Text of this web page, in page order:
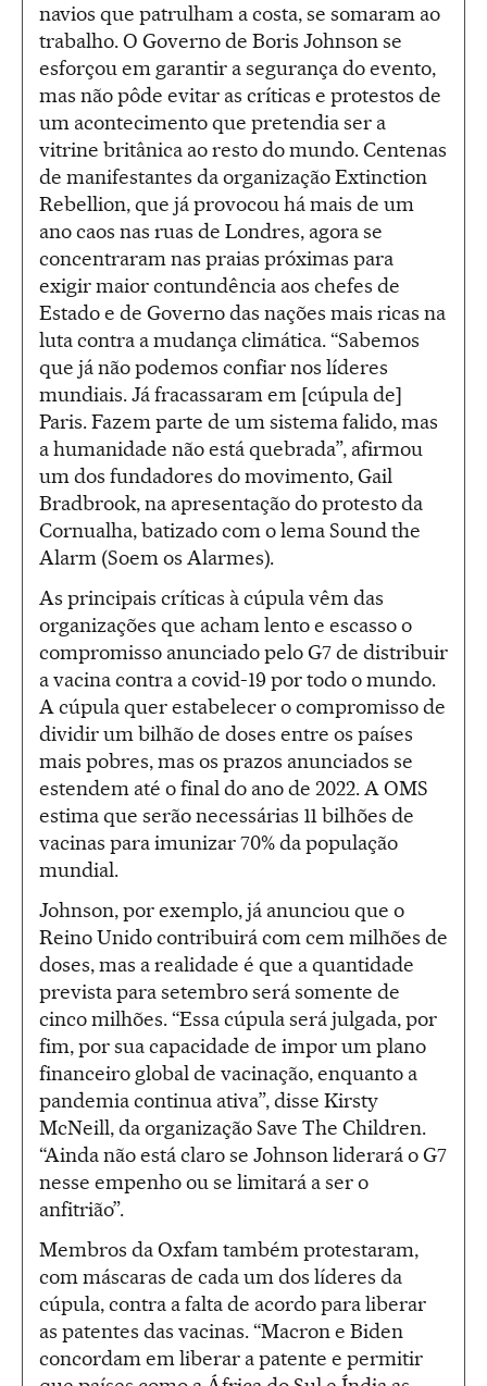
navios que patrulham a costa, se somaram ao
trabalho. O Governo de Boris Johnson se
esforçou em garantir a segurança do evento,
mas não pôde evitar as críticas e protestos de
um acontecimento que pretendia ser a
vitrine britânica ao resto do mundo. Centenas
de manifestantes da organização Extinction
Rebellion, que já provocou há mais de um
ano caos nas ruas de Londres, agora se
concentraram nas praias próximas para
exigir maior contundência aos chefes de
Estado e de Governo das nações mais ricas na
luta contra a mudança climática. “Sabemos
que já não podemos confiar nos líderes
mundiais. Já fracassaram em [cúpula de]
Paris. Fazem parte de um sistema falido, mas
a humanidade não está quebrada”, afirmou
um dos fundadores do movimento, Gail
Bradbrook, na apresentação do protesto da
Cornualha, batizado com o lema Sound the
Alarm (Soem os Alarmes).
As principais críticas à cúpula vêm das
organizações que acham lento e escasso o
compromisso anunciado pelo G7 de distribuir
a vacina contra a covid-19 por todo o mundo.
A cúpula quer estabelecer o compromisso de
dividir um bilhão de doses entre os países
mais pobres, mas os prazos anunciados se
estendem até o final do ano de 2022. A OMS
estima que serão necessárias 11 bilhões de
vacinas para imunizar 70% da população
mundial.
Johnson, por exemplo, já anunciou que o
Reino Unido contribuirá com cem milhões de
doses, mas a realidade é que a quantidade
prevista para setembro será somente de
cinco milhões. “Essa cúpula será julgada, por
fim, por sua capacidade de impor um plano
financeiro global de vacinação, enquanto a
pandemia continua ativa”, disse Kirsty
McNeill, da organização Save The Children.
“Ainda não está claro se Johnson liderará o G7
nesse empenho ou se limitará a ser o
anfitrião”.
Membros da Oxfam também protestaram,
com máscaras de cada um dos líderes da
cúpula, contra a falta de acordo para liberar
as patentes das vacinas. “Macron e Biden
concordam em liberar a patente e permitir